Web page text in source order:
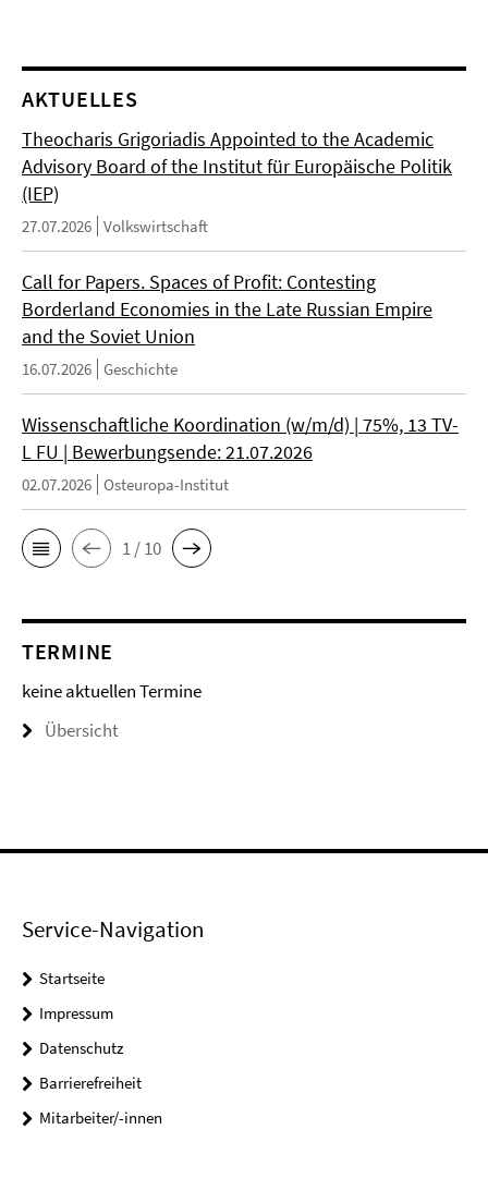
AKTUELLES
Theocharis Grigoriadis Appointed to the Academic
Advisory Board of the Institut für Europäische Politik
(IEP)
27.07.2026 Volkswirtschaft
Call for Papers. Spaces of Profit: Contesting
Borderland Economies in the Late Russian Empire
and the Soviet Union
16.07.2026 Geschichte
Wissenschaftliche Koordination (w/m/d) | 75%, 13 TV-
L FU | Bewerbungsende: 21.07.2026
02.07.2026 Osteuropa-Institut
1 / 10
TERMINE
keine aktuellen Termine
Übersicht
Service-Navigation
Startseite
Impressum
Datenschutz
Barrierefreiheit
Mitarbeiter/-innen